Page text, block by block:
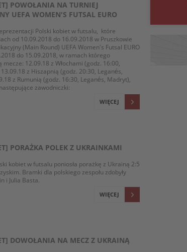
POWOŁANIA NA TURNIEJ
UEFA WOMEN'S FUTSAL EURO
Polski kobiet w futsalu, które
od 10.09.2018 do 16.09.2018 w Pruszkowie
(Main Round) UEFA Women's Futsal EURO
do 15.09.2018, w ramach którego
12.09.18 z Włochami (godz. 16:00,
z Hiszapnią (godz. 20:30, Leganés,
z Rumunią (godz. 16:30, Leganés, Madryt),
zawodniczki:
WIĘCEJ
PORAŻKA POLEK Z UKRAINKAMI
kobiet w futsalu poniosła porażkę z Ukrainą 2:5
Bramki dla polskiego zespołu zdobyły
i Julia Basta.
WIĘCEJ
DOWOŁANIA NA MECZ Z UKRAINĄ